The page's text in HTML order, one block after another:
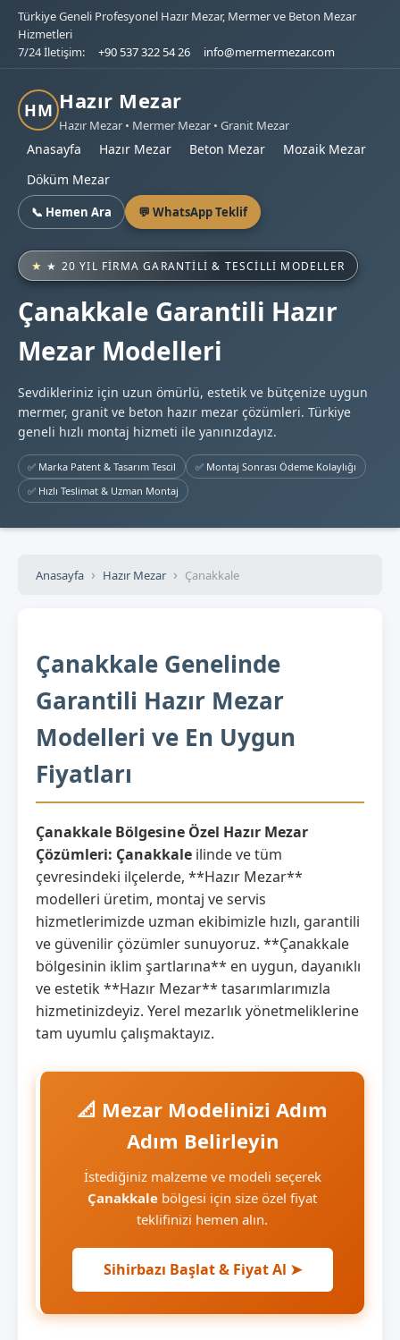
Türkiye Geneli Profesyonel Hazır Mezar, Mermer ve Beton Mezar
Hizmetleri
7/24 İletişim:
+90 537 322 54 26 info@mermermezar.com
HM Hazır Mezar
Hazır Mezar • Mermer Mezar • Granit Mezar
Anasayfa Hazır Mezar Beton Mezar
Mozaik Mezar
Döküm Mezar
📞 Hemen Ara 💬 WhatsApp Teklif
★ 20 YIL FIRMA GARANTILI & TESCILLI MODELLER
Çanakkale Garantili Hazır
Mezar Modelleri
Sevdikleriniz için uzun ömürlü, estetik ve bütçenize uygun
mermer, granit ve beton hazır mezar çözümleri. Türkiye
geneli hızlı montaj hizmeti ile yanınızdayız.
✅ Marka Patent & Tasarım Tescil
✅ Montaj Sonrası Ödeme Kolaylığı
✅ Hızlı Teslimat & Uzman Montaj
Anasayfa Hazır Mezar Çanakkale
Çanakkale Genelinde
Garantili Hazır Mezar
Modelleri ve En Uygun
Fiyatları
Çanakkale Bölgesine Özel Hazır Mezar
Çözümleri: Çanakkale ilinde ve tüm
çevresindeki ilçelerde, **Hazır Mezar**
modelleri üretim, montaj ve servis
hizmetlerimizde uzman ekibimizle hızlı, garantili
ve güvenilir çözümler sunuyoruz. **Çanakkale
bölgesinin iklim şartlarına** en uygun, dayanıklı
ve estetik **Hazır Mezar** tasarımlarımızla
hizmetinizdeyiz. Yerel mezarlık yönetmeliklerine
tam uyumlu çalışmaktayız.
📐 Mezar Modelinizi Adım
Adım Belirleyin
İstediğiniz malzeme ve modeli seçerek
Çanakkale bölgesi için size özel fiyat
teklifinizi hemen alın.
Sihirbazı Başlat & Fiyat Al ➤